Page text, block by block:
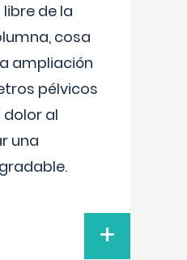
de la
cosa
ampliación
pélvicos
dolor al
una
+